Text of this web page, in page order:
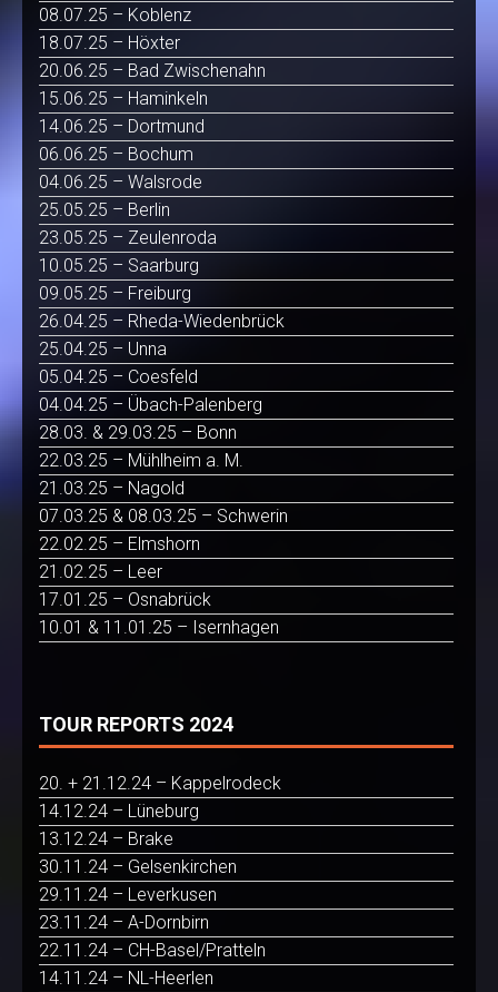
08.07.25 – Koblenz
18.07.25 – Höxter
20.06.25 – Bad Zwischenahn
15.06.25 – Haminkeln
14.06.25 – Dortmund
06.06.25 – Bochum
04.06.25 – Walsrode
25.05.25 – Berlin
23.05.25 – Zeulenroda
10.05.25 – Saarburg
09.05.25 – Freiburg
26.04.25 – Rheda-Wiedenbrück
25.04.25 – Unna
05.04.25 – Coesfeld
04.04.25 – Übach-Palenberg
28.03. & 29.03.25 – Bonn
22.03.25 – Mühlheim a. M.
21.03.25 – Nagold
07.03.25 & 08.03.25 – Schwerin
22.02.25 – Elmshorn
21.02.25 – Leer
17.01.25 – Osnabrück
10.01 & 11.01.25 – Isernhagen
TOUR REPORTS 2024
20. + 21.12.24 – Kappelrodeck
14.12.24 – Lüneburg
13.12.24 – Brake
30.11.24 – Gelsenkirchen
29.11.24 – Leverkusen
23.11.24 – A-Dornbirn
22.11.24 – CH-Basel/Pratteln
14.11.24 – NL-Heerlen